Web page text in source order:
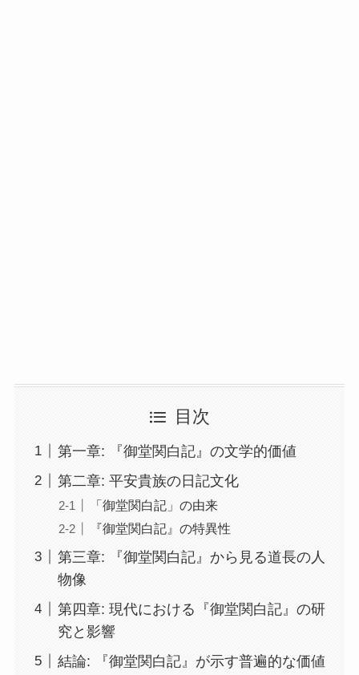
目次
第一章: 『御堂関白記』の文学的価値
第二章: 平安貴族の日記文化
「御堂関白記」の由来
『御堂関白記』の特異性
第三章: 『御堂関白記』から見る道長の人
物像
第四章: 現代における『御堂関白記』の研
究と影響
結論: 『御堂関白記』が示す普遍的な価値